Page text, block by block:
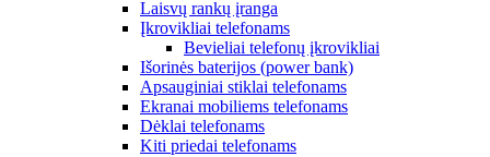
Laisvų rankų įranga
Įkrovikliai telefonams
Bevieliai telefonų įkrovikliai
Išorinės baterijos (power bank)
Apsauginiai stiklai telefonams
Ekranai mobiliems telefonams
Dėklai telefonams
Kiti priedai telefonams